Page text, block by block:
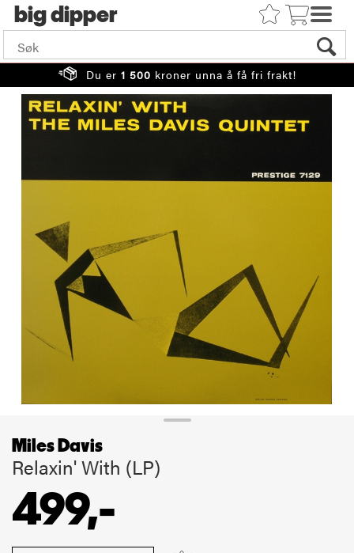
big
Du er 1 500 kroner unna å få fri frakt!
Miles Davis
Relaxin' With (LP)
499,-